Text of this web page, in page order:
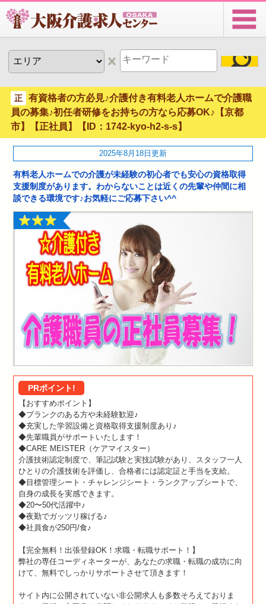
正
有資格者の方必見♪介護付き有料老人ホームで介護職
員の募集♪初任者研修をお持ちの方なら応募OK♪【京都
市】【正社員】【ID：1742-kyo-h2-s-s】
2025年8月18日更新
有料老人ホームでの介護が未経験の初心者でも安心の資格取得
支援制度があります。わからないことは近くの先輩や仲間に相
談できる環境です♪お気軽にご応募下さい^^
PRポイント!
【おすすめポイント】
◆ブランクのある方や未経験歓迎♪
◆充実した学習設備と資格取得支援制度あり♪
◆先輩職員がサポートいたします！
◆CARE MEISTER（ケアマイスター）
介護技術認定制度で、筆記試験と実技試験があり、スタッフ一人
ひとりの介護技術を評価し、合格者には認定証と手当を支給。
◆目標管理シート・チャレンジシート・ランクアップシートで、
自身の成長を実感できます。
◆20〜50代活躍中♪
◆夜勤でガッツリ稼げる♪
◆社員食が250円/食♪
【完全無料！出張登録OK！求職・転職サポート！】
弊社の専任コーディネーターが、あなたの求職・転職の成功に向
けて、無料でしっかりサポートさせて頂きます！
サイト内に公開されていない非公開求人も多数そろえておりま